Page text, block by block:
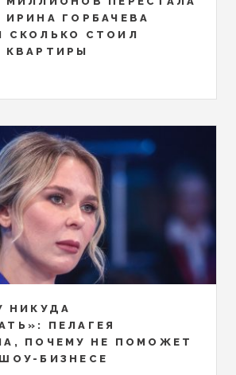
ИРИНА ГОРБАЧЕВА
СКОЛЬКО СТОИЛ
КВАРТИРЫ
НИКУДА
ПЕЛАГЕЯ
ПОЧЕМУ НЕ ПОМОЖЕТ
БИЗНЕСЕ